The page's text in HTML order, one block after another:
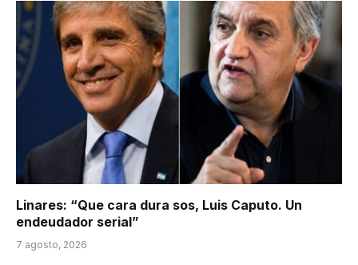
Linares: “Que cara dura sos, Luis Caputo. Un
endeudador serial”
7 agosto, 2026